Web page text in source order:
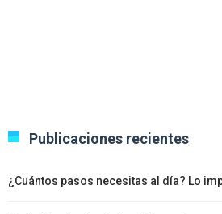
Publicaciones recientes
¿Cuántos pasos necesitas al día? Lo